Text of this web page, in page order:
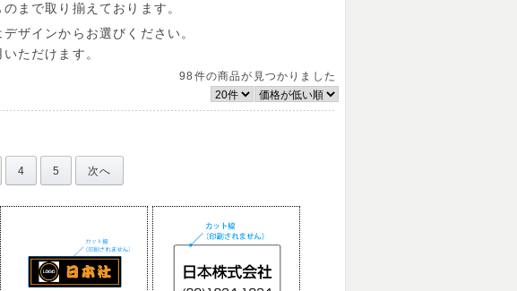
まで取り揃えております。
ザインからお選びください。
ただけます。
98件の商品が見つかりました
4 5 次へ